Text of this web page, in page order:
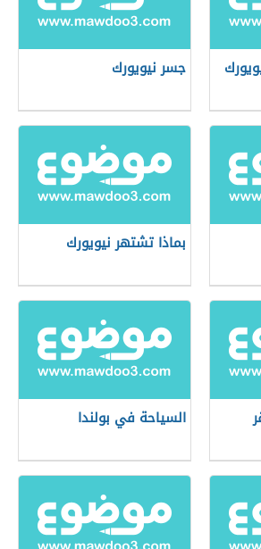
جسر نيويورك
بماذا تشتهر نيويورك
السياحة في بولندا